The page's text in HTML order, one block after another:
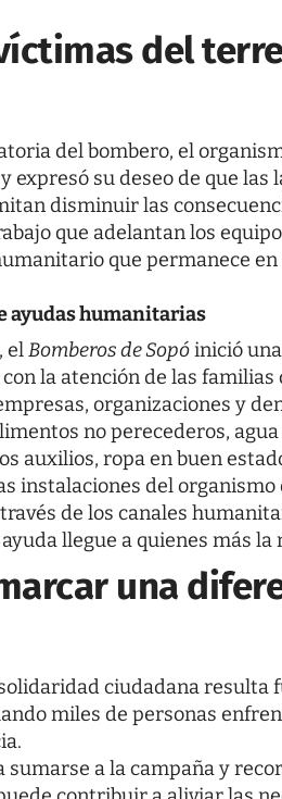
del
del bombero, el
su deseo de que las
disminuir las
que adelantan los
que permanece
ayudas humanitarias
elBomberos de Sopóinició
la atención de las familias
organizaciones y
no perecederos,
auxilios, ropa en buen
instalaciones del
de los canales
llegue a quienes más la
una
ciudadana resulta
miles de personas
a la campaña y